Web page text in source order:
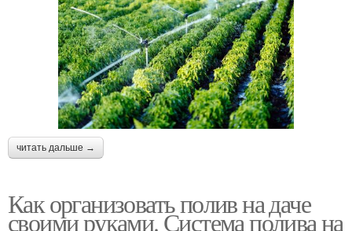
читать дальше →
Как организовать полив на даче
своими руками. Система полива на